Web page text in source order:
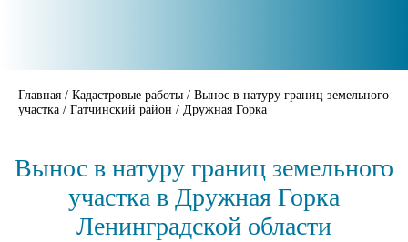
Главная / Кадастровые работы / Вынос в натуру границ земельного
участка / Гатчинский район / Дружная Горка
Вынос в натуру границ земельного
участка в Дружная Горка
Ленинградской области